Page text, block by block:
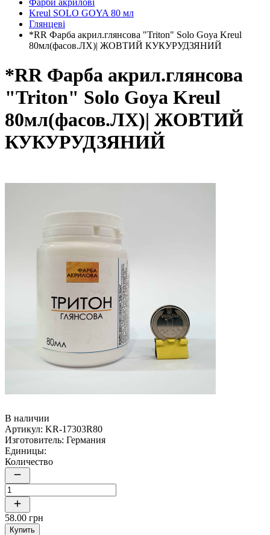
Фарби акрилові
Kreul SOLO GOYA 80 мл
Глянцеві
*RR Фарба акрил.глянсова "Triton" Solo Goya Kreul
80мл(фасов.ЛХ)| ЖОВТИЙ КУКУРУДЗЯНИЙ
*RR Фарба акрил.глянсова
"Triton" Solo Goya Kreul
80мл(фасов.ЛХ)| ЖОВТИЙ
КУКУРУДЗЯНИЙ
В наличии
Артикул: KR-17303R80
Изготовитель: Германия
Единицы:
Количество
58.00 грн
Купить